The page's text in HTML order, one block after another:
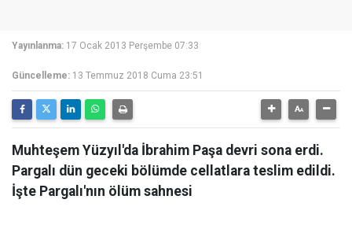
Yayınlanma: 17 Ocak 2013 Perşembe 07:33
Güncelleme: 13 Temmuz 2018 Cuma 23:51
Muhteşem Yüzyıl'da İbrahim Paşa devri sona erdi.
Pargalı dün geceki bölümde cellatlara teslim edildi.
İşte Pargalı'nın ölüm sahnesi